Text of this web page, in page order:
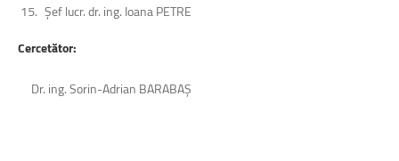
Șef lucr. dr. ing. Ioana PETRE
Cercetător:
Dr. ing. Sorin-Adrian BARABAȘ